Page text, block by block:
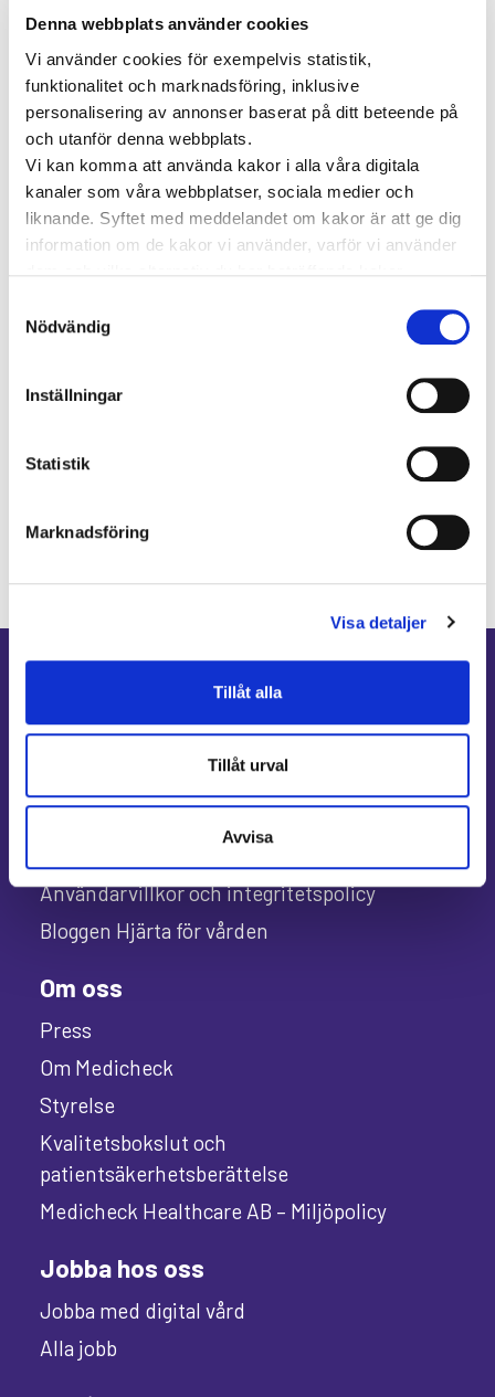
Denna webbplats använder cookies
Vi använder cookies för exempelvis statistik,
funktionalitet och marknadsföring, inklusive
personalisering av annonser baserat på ditt beteende på
och utanför denna webbplats.
Vi kan komma att använda kakor i alla våra digitala
kanaler som våra webbplatser, sociala medier och
liknande. Syftet med meddelandet om kakor är att ge dig
information om de kakor vi använder, varför vi använder
vi behandlar personuppgifter i vår
Integritetspolicy
Nödvändig
Inställningar
Statistik
Marknadsföring
Visa detaljer
Tillåt alla
Tillåt urval
Avvisa
TAGGAR
Allergi Allergolog AstmaCancer Crohns
sjukdomDen nya vården Depression Diabetes
Diabetes typ 2 Dietist e-hälsa
Förmaksflimmer Hashimoto
Hjärtinfarkt
Internmedicin Karolinska Institutet
Magproblem
Nadja Öström Psoriasis
Sköldkörtelkliniken
Sofia Antonsson
Specialistläkare
Specialistvård Ulcerös kolit
Allmänt
Användarvillkor och integritetspolicy
Bloggen Hjärta för vården
Om oss
Press
Om Medicheck
Styrelse
Kvalitetsbokslut och
patientsäkerhetsberättelse
Medicheck Healthcare AB – Miljöpolicy
Jobba hos oss
Jobba med digital vård
Alla jobb